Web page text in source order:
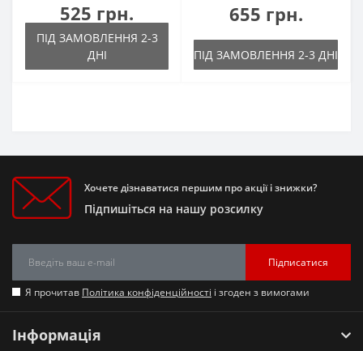
525 грн.
ПІД ЗАМОВЛЕННЯ 2-3
ДНІ
655 грн.
ПІД ЗАМОВЛЕННЯ 2-3 ДНІ
Хочете дізнаватися першим про акції і знижки?
Підпишіться на нашу розсилку
Підписатися
Я прочитав Політика конфіденційності і згоден з вимогами
Інформація